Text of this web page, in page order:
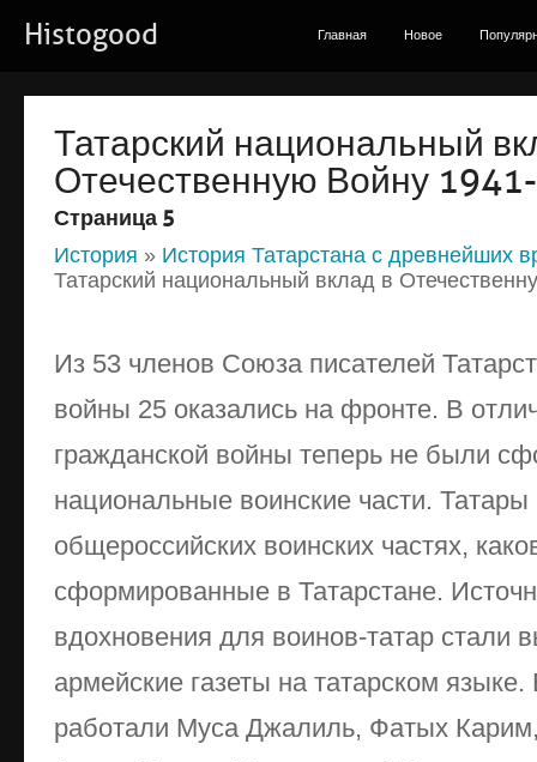
Histogood Главная Новое
Татарский национальный
Отечественную Войну
Страница 5
История » История Татарстана с древнейших
Татарский национальный вклад в
Из 53 членов Союза писателей
войны 25 оказались нa фронте. В
гражданской войны теперь не были
национальные воинские части.
общероссийских воинских частях,
сформированные в Татарстане.
вдохновения для воинов-татар стали
армейские газеты на татарском языке.
работали Муса Джалиль, Фатых